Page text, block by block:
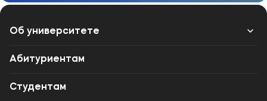
Об университете
Лицензии и документы
Сведения об образовательной организации
Абитуриентам
Студентам